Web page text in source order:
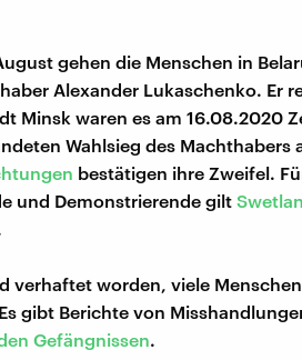
gehen die Menschen in
Alexander Lukaschenko. Er
Minsk waren es am 16.08.2020
Wahlsieg des Machthabers
bestätigen ihre Zweifel.
und Demonstrierende gilt
verhaftet worden, viele
gibt Berichte von
Gefängnissen.